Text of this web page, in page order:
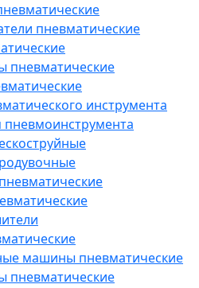
пневматические
пневматические
инструмента
пневмоинструмента
машины пневматические
пневматические